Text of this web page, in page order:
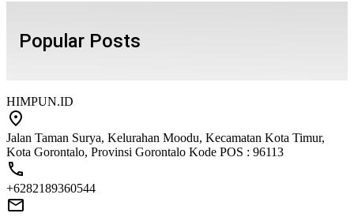
Popular Posts
HIMPUN.ID
Jalan Taman Surya, Kelurahan Moodu, Kecamatan Kota Timur,
Kota Gorontalo, Provinsi Gorontalo Kode POS : 96113
+6282189360544